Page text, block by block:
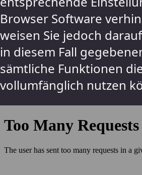
Browser Software
weisen Sie jedoch
in diesem Fall
sämtliche Funktionen
vollumfänglich nutzen